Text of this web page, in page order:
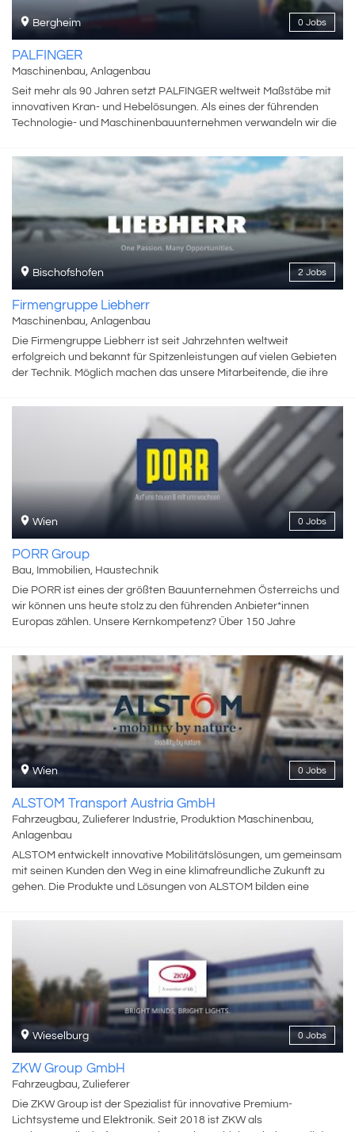
0 Jobs
Bergheim
PALFINGER
Maschinenbau, Anlagenbau
Seit mehr als 90 Jahren setzt PALFINGER weltweit Maßstäbe mit
innovativen Kran- und Hebelösungen. Als eines der führenden
Technologie- und Maschinenbauunternehmen verwandeln wir die
schaffen gleichzeitig Möglichkeiten für unsere Mitarbeitenden, zu
wachsen, zusammenzuarbeiten und Grenzen zu überschreiten. Bei
PALFINGER glauben wir an die Kraft des Miteinanders: indem wir
uns gegenseitig stärken, Innovationen vorantreiben und
gemeinsam Ideen zum Leben erwecken. Werde Teil unseres
Teams. Gemeinsam bewegen wir Großes und gestalten die
2 Jobs
Bischofshofen
Firmengruppe Liebherr
Maschinenbau, Anlagenbau
Die Firmengruppe Liebherr ist seit Jahrzehnten weltweit
erfolgreich und bekannt für Spitzenleistungen auf vielen Gebieten
der Technik. Möglich machen das unsere Mitarbeitende, die ihre
Schlüssel zum Unternehmenserfolg sind. 56.000 Gesichter –
56.000 Geschichten. Was sie verbindet? Die Überzeugung des
Firmengründers Hans Liebherr, dass man auch Ziele erreichen
kann, die zunächst unvorstellbar erscheinen. Jeder unserer
Mitarbeitenden trägt mit Begeisterung und ganz eigenen Ideen
dazu bei, dass passende Lösungen für jede Aufgabe unserer
Kunden entstehen, und sei sie auch noch so anspruchsvoll. Dabei
nutzen sie den gegebenen Handlungsfreiraum und können sich
auf einen starken Zusammenhalt verlassen. Wir sind stets auf der
Suche nach Talenten, die ihre Kompetenz und ihre Begeisterung in
dem familiengeführten Unternehmen Liebherr in ganz
unterschiedlichen Bereichen einbringen. Wir freuen uns auf Sie!
0 Jobs
Wien
PORR Group
Bau, Immobilien, Haustechnik
Die PORR ist eines der größten Bauunternehmen Österreichs und
wir können uns heute stolz zu den führenden Anbieter*innen
Europas zählen. Unsere Kernkompetenz? Über 150 Jahre
nationaler und internationaler Bauwerke. Unsere Stärke? Es sind
die Menschen, die für uns zählen, denn Bauen ist ein People
Business. Wir wissen: Was uns so erfolgreich macht, sind unsere
Mitarbeiter*innen. Unsere Leidenschaft? Eine lebenswerte Zukunft
liegt uns am Herzen und Zielstrebigkeit im Blut. Deshalb suchen wir
gemeinsam mit unseren Kund*innen immer nach neuen Wegen
und noch besseren Lösungen. Unsere Erfahrung, unsere
Mitarbeiter*innen und unsere Zielstrebigkeit, machen uns zu dem,
0 Jobs
Wien
ALSTOM Transport Austria GmbH
Fahrzeugbau, Zulieferer Industrie, Produktion Maschinenbau,
Anlagenbau
ALSTOM entwickelt innovative Mobilitätslösungen, um gemeinsam
mit seinen Kunden den Weg in eine klimafreundliche Zukunft zu
gehen. Die Produkte und Lösungen von ALSTOM bilden eine
Straßenbahnen über integrierte Systeme, personalisierte
Serviceleistungen, Infrastruktur und Signaltechnik bis hin zu
digitalen Mobilitätslösungen. ALSTOM mit Hauptsitz in Frankreich
ist in 63 Ländern vertreten und beschäftigt mehr als 80.000
Mitarbeiter und Mitarbeiterinnen. Das Unternehmen Bombardier
wurde 2021 von ALSTOM übernommen. ALSTOM in Wien ist
weltweites Kompetenzzentrum für Straßen- und Stadtbahnen und
beschäftigt rund 780 MitarbeiterInnen, die die gesamte
Wertschöpfungskette - vom ersten Kundenkontakt über die
Entwicklung, Montage, Komponentenfertigung bis zur Betreuung
nach der Inbetriebnahme der Fahrzeuge bei unseren Kunden
abdecken.
0 Jobs
Wieselburg
ZKW Group GmbH
Fahrzeugbau, Zulieferer
Die ZKW Group ist der Spezialist für innovative Premium-
Lichtsysteme und Elektronik. Seit 2018 ist ZKW als